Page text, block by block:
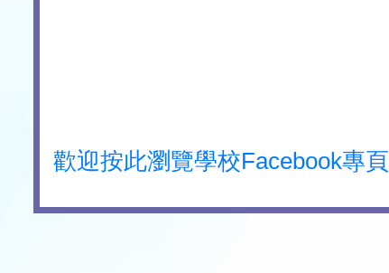
歡迎按此瀏覽學校Facebook專頁